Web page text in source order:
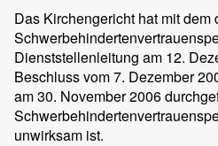
Das Kirchengericht hat mit dem
Dienststellenleitung am 12.
Beschluss vom 7. Dezember
am 30. November 2006
unwirksam ist.